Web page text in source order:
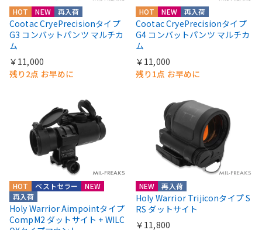
HOT NEW 再入荷
Cootac CryePrecisionタイプ
G3 コンバットパンツ マルチカ
ム
￥11,000
残り2点 お早めに
HOT NEW 再入荷
Cootac CryePrecisionタイプ
G4 コンバットパンツ マルチカ
ム
￥11,000
残り1点 お早めに
HOT
NEW
再入荷
ベストセラー
Holy Warrior Aimpointタイプ
CompM2 ダットサイト + WILC
NEW 再入荷
Holy Warrior Trijiconタイプ S
RS ダットサイト
￥11,800